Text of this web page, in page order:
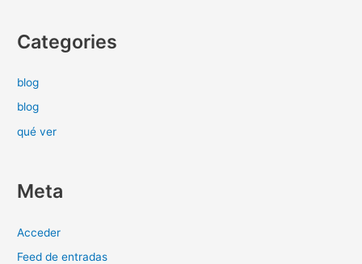
Categories
blog
blog
qué ver
Meta
Acceder
Feed de entradas